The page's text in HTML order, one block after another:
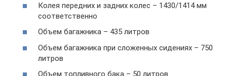
Колея передних и задних колес – 1430/1414 мм
соответственно
Объем багажника – 435 литров
Объем багажника при сложенных сидениях – 750
литров
Объем топливного бака – 50 литров